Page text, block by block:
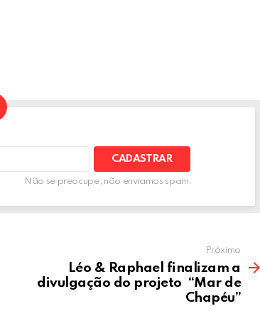
Não se preocupe, não enviamos spam.
Próximo
Léo & Raphael finalizam a
divulgação do projeto “Mar de
Chapéu”